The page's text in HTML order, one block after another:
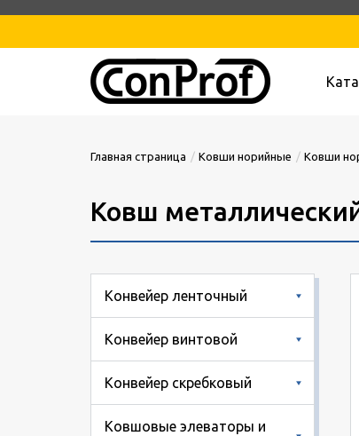
Главная страница Ковши норийные Ковши
Ковш
Конвейер ленточный
Конвейер винтовой
Конвейер скребковый
Ковшовые элеваторы и